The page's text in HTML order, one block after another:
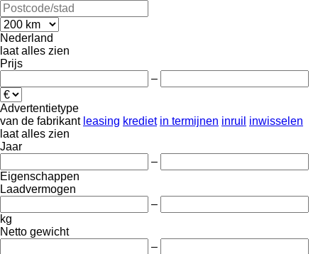
Nederland
laat alles zien
Prijs
–
Advertentietype
van de fabrikant leasing krediet in termijnen inruil inwisselen
laat alles zien
Jaar
–
Eigenschappen
Laadvermogen
–
kg
Netto gewicht
–